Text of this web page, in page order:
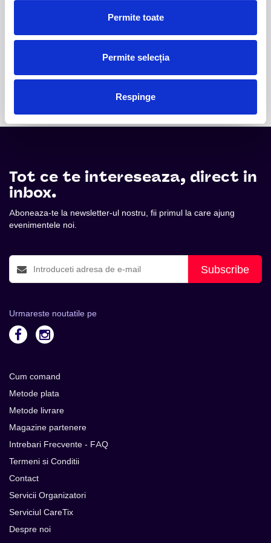
Permite toate
Permite selecția
Respinge
50 YEARS OF BONEY M -
Pe 15 decembrie, la
originală a celebrului grup Boney M., revine în fața
publicului din România într-un spectacol aniversar
dedicat celor 50 de ani de muzică și succes
internațional.
Tot ce te intereseaza, direct in
inbox.
Aboneaza-te la newsletter-ul nostru, fii primul la care ajung
evenimentele noi.
Subscribe
Urmareste noutatile pe
Cum comand
Metode plata
Metode livrare
Magazine partenere
Intrebari Frecvente - FAQ
Termeni si Conditii
Contact
Servicii Organizatori
Serviciul CareTix
Despre noi